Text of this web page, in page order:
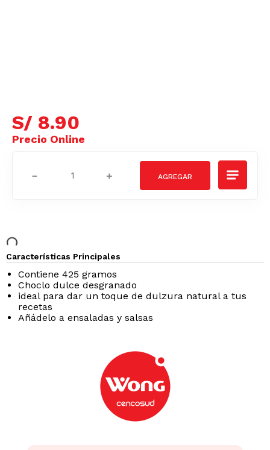
S/ 8.90
＋
－
Características Principales
Contiene 425 gramos
Choclo dulce desgranado
ideal para dar un toque de dulzura natural a tus
recetas
Añádelo a ensaladas y salsas